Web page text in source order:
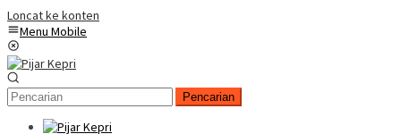
Loncat ke konten
Menu Mobile
Pencarian